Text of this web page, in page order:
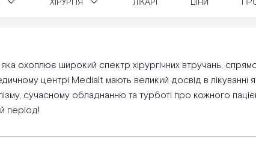
ЛІКАРІ ЦІНИ
охоплює широкий спектр хірургічних втручань,
центрі Medialt мають великий досвід в лікуванні
сучасному обладнанню та турботі про кожного
період!